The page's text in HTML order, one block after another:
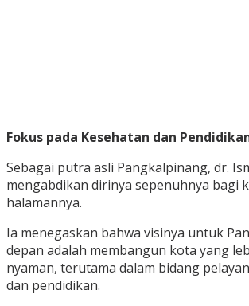
Fokus pada Kesehatan dan
Sebagai putra asli Pangkalpinang, dr.
mengabdikan dirinya sepenuhnya bagi
halamannya.
Ia menegaskan bahwa visinya untuk
depan adalah membangun kota yang
nyaman, terutama dalam bidang
dan pendidikan.